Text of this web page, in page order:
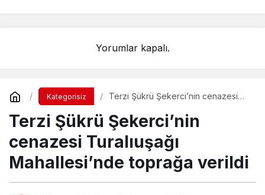
Yorumlar kapalı.
Kategorisiz
Terzi Şükrü Şekerci’nin cenazesi
verildi
Terzi Şükrü Şekerci’nin
cenazesi Turalıuşağı
Mahallesi’nde toprağa verildi